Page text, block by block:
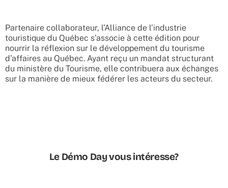
Partenaire collaborateur, l’Alliance de l’industrie
touristique du Québec s’associe à cette édition pour
nourrir la réflexion sur le développement du tourisme
d’affaires au Québec. Ayant reçu un mandat structurant
du ministère du Tourisme, elle contribuera aux échanges
sur la manière de mieux fédérer les acteurs du secteur.
Le Démo Day vous intéresse?